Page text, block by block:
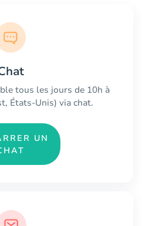
tous les jours de 10h à
États-Unis) via chat.
UN